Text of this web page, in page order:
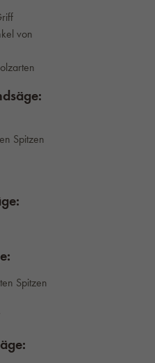
von
Spitzen
Spitzen